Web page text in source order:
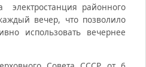
районного
вечер, что позволило
использовать вечернее